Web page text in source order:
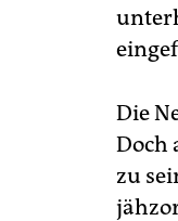
Die
Doch
zu